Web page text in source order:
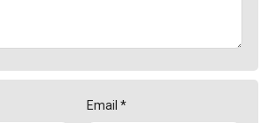
Email *